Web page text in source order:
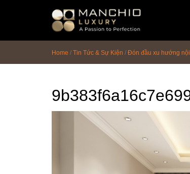
Home / Tin Tức & Sự Kiện / Đón đầu xu hướng nội